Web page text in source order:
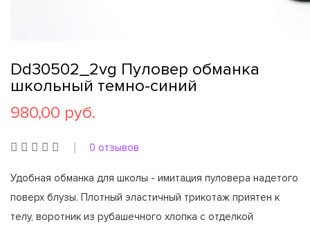
Dd30502_2vg Пуловер обманка
школьный темно-синий
980,00 руб.
0 отзывов
Удобная обманка для школы - имитация пуловера надетого
поверх блузы. Плотный эластичный трикотаж приятен к
телу, воротник из рубашечного хлопка с отделкой